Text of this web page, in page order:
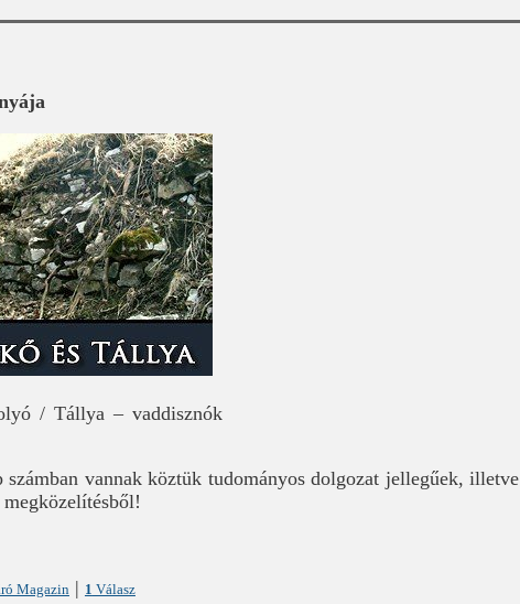
/ Tállya – vaddisznók
vannak köztük tudományos dolgozat jellegűek,
Magazin | 1 Válasz